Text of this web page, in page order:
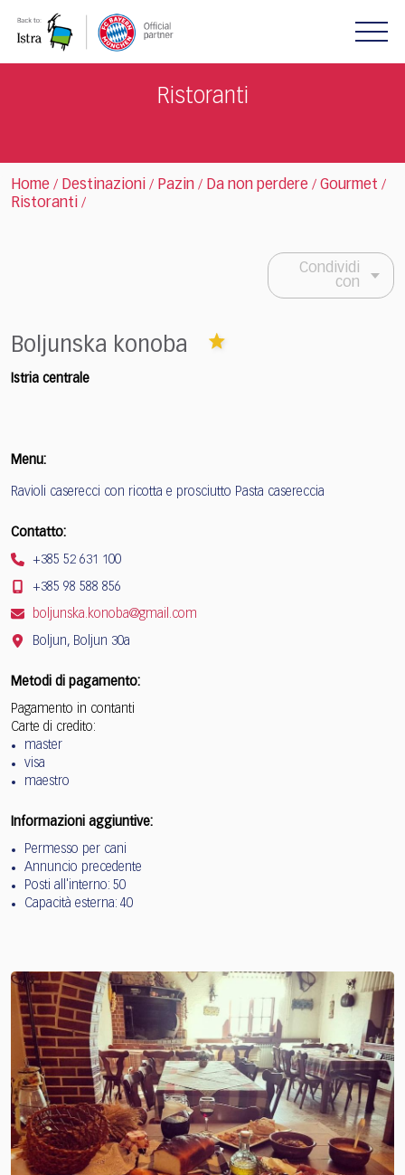
note:
Ristoranti
Home / Destinazioni / Pazin / Da non perdere / Gourmet /
Ristoranti /
Condividi
con
Boljunska konoba
Istria centrale
Menu:
Ravioli caserecci con ricotta e prosciutto Pasta casereccia
Contatto:
+385 52 631 100
+385 98 588 856
boljunska.konoba@gmail.com
Boljun, Boljun 30a
Metodi di pagamento:
Pagamento in contanti
Carte di credito:
master
visa
maestro
Informazioni aggiuntive:
Permesso per cani
Annuncio precedente
Posti all'interno: 50
Capacità esterna: 40